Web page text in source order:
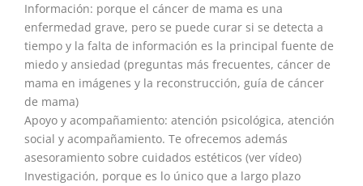
Información: porque el cáncer de mama es una
enfermedad grave, pero se puede curar si se detecta a
tiempo y la falta de información es la principal fuente de
miedo y ansiedad (preguntas más frecuentes, cáncer de
mama en imágenes y la reconstrucción, guía de cáncer
de mama)
Apoyo y acompañamiento: atención psicológica, atención
social y acompañamiento. Te ofrecemos además
asesoramiento sobre cuidados estéticos (ver vídeo)
Investigación, porque es lo único que a largo plazo